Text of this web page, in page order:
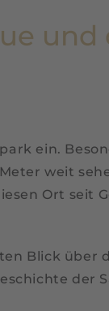
und
ein.
weit
Ort seit
Blick über
der